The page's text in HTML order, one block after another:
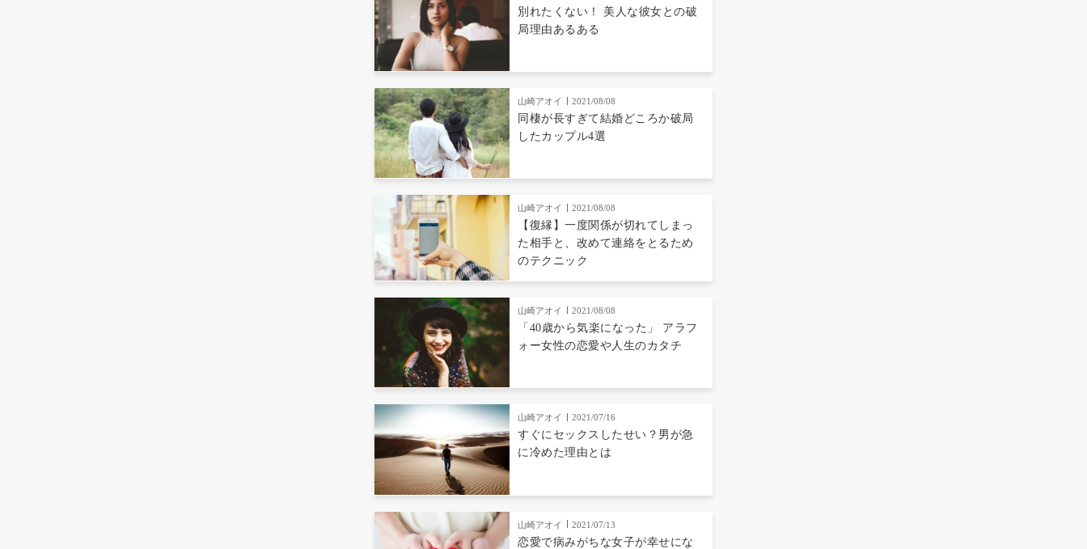
別れたくない！ 美人な彼女との破
局理由あるある
山崎アオイ 2021/08/08
同棲が長すぎて結婚どころか破局
したカップル4選
山崎アオイ 2021/08/08
【復縁】一度関係が切れてしまっ
た相手と、改めて連絡をとるため
のテクニック
山崎アオイ 2021/08/08
「40歳から気楽になった」 アラフ
ォー女性の恋愛や人生のカタチ
山崎アオイ 2021/07/16
すぐにセックスしたせい？男が急
に冷めた理由とは
山崎アオイ 2021/07/13
恋愛で病みがちな女子が幸せにな